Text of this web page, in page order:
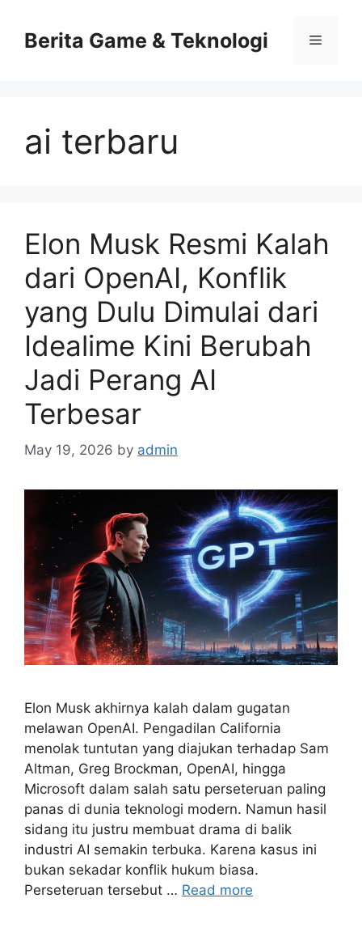
contentBerita Game & Teknologi Menu
ai terbaru
Elon Musk Resmi Kalah
dari OpenAI, Konflik
yang Dulu Dimulai dari
Idealime Kini Berubah
Jadi Perang AI
Terbesar
May 19, 2026 by admin
Elon Musk akhirnya kalah dalam gugatan
melawan OpenAI. Pengadilan California
menolak tuntutan yang diajukan terhadap Sam
Altman, Greg Brockman, OpenAI, hingga
Microsoft dalam salah satu perseteruan paling
panas di dunia teknologi modern. Namun hasil
sidang itu justru membuat drama di balik
industri AI semakin terbuka. Karena kasus ini
bukan sekadar konflik hukum biasa.
Perseteruan tersebut … Read more